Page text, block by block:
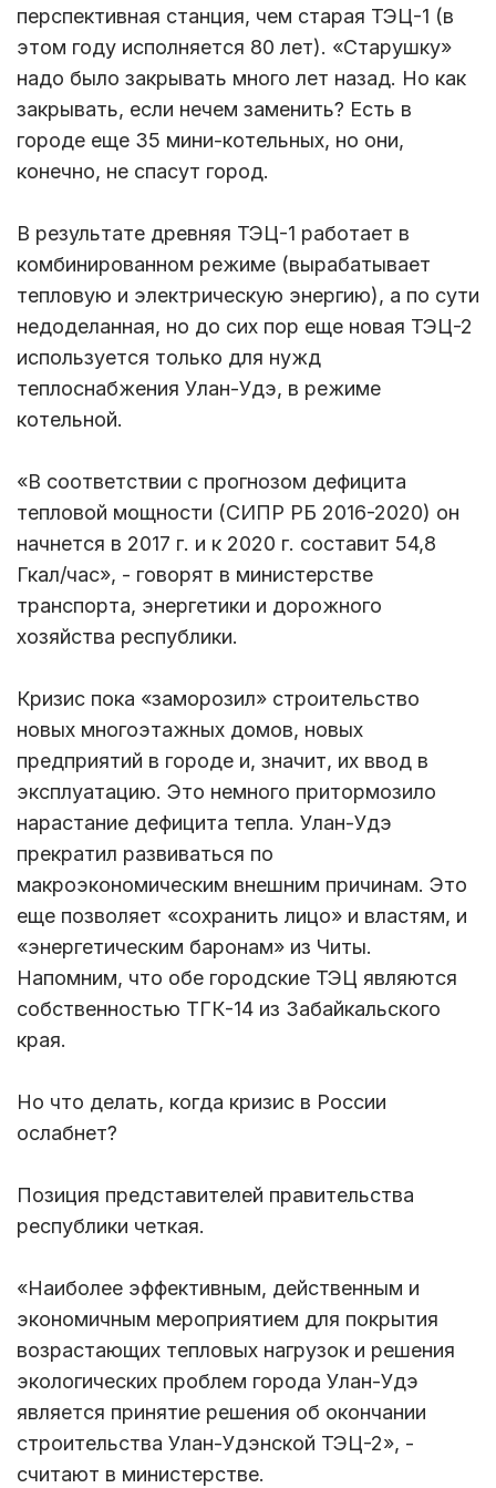
перспективная станция, чем старая ТЭЦ-1 (в
этом году исполняется 80 лет). «Старушку»
надо было закрывать много лет назад. Но как
закрывать, если нечем заменить? Есть в
городе еще 35 мини-котельных, но они,
конечно, не спасут город.
В результате древняя ТЭЦ-1 работает в
комбинированном режиме (вырабатывает
тепловую и электрическую энергию), а по сути
недоделанная, но до сих пор еще новая ТЭЦ-2
используется только для нужд
теплоснабжения Улан-Удэ, в режиме
котельной.
«В соответствии с прогнозом дефицита
тепловой мощности (СИПР РБ 2016-2020) он
начнется в 2017 г. и к 2020 г. составит 54,8
Гкал/час», - говорят в министерстве
транспорта, энергетики и дорожного
хозяйства республики.
Кризис пока «заморозил» строительство
новых многоэтажных домов, новых
предприятий в городе и, значит, их ввод в
эксплуатацию. Это немного притормозило
нарастание дефицита тепла. Улан-Удэ
прекратил развиваться по
макроэкономическим внешним причинам. Это
еще позволяет «сохранить лицо» и властям, и
«энергетическим баронам» из Читы.
Напомним, что обе городские ТЭЦ являются
собственностью ТГК-14 из Забайкальского
края.
Но что делать, когда кризис в России
ослабнет?
Позиция представителей правительства
республики четкая.
«Наиболее эффективным, действенным и
экономичным мероприятием для покрытия
возрастающих тепловых нагрузок и решения
экологических проблем города Улан-Удэ
является принятие решения об окончании
строительства Улан-Удэнской ТЭЦ-2», -
считают в министерстве.